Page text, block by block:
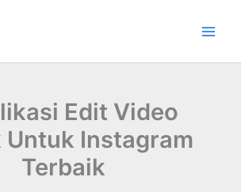
Edit Video
Untuk Instagram
Terbaik